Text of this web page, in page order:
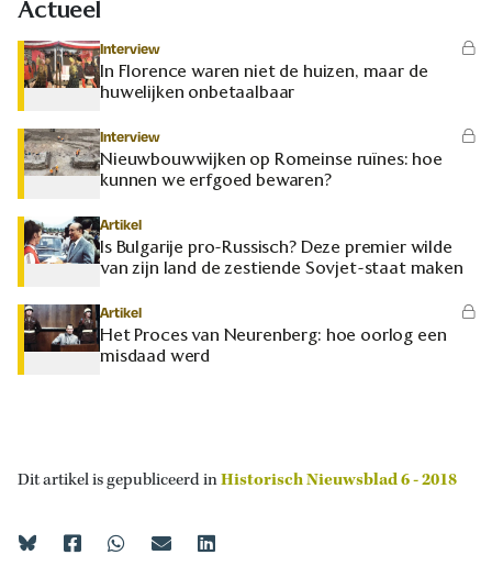
Actueel
Interview
In Florence waren niet de huizen, maar de
huwelijken onbetaalbaar
Interview
Nieuwbouwwijken op Romeinse ruïnes: hoe
kunnen we erfgoed bewaren?
Artikel
Is Bulgarije pro-Russisch? Deze premier wilde
van zijn land de zestiende Sovjet-staat maken
Artikel
Het Proces van Neurenberg: hoe oorlog een
misdaad werd
Dit artikel is gepubliceerd inHistorisch Nieuwsblad 6 - 2018